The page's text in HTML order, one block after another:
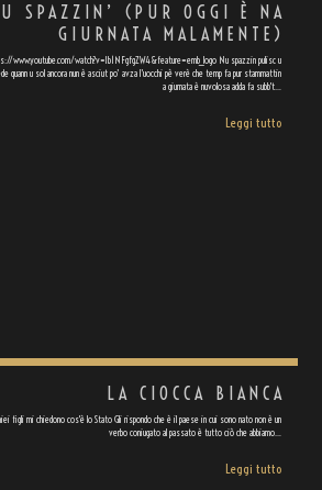
U SPAZZIN’ (PUR OGGI È NA
GIURNATA MALAMENTE)
www.youtube.com/watch?v=Ib1NFgfgZW4&feature=emb_logo Nu spazzin pulisc u
quann u sol ancora nun è asciut po’ avza l’uocchi pè verè che temp fa pur stammattin
a giurnata è nuvolosa adda fa subb't…
Leggi tutto
LA CIOCCA BIANCA
figli mi chiedono cos'è lo Stato Gli rispondo che è il paese in cui sono nato non è un
verbo coniugato al passato è tutto ciò che abbiamo…
Leggi tutto